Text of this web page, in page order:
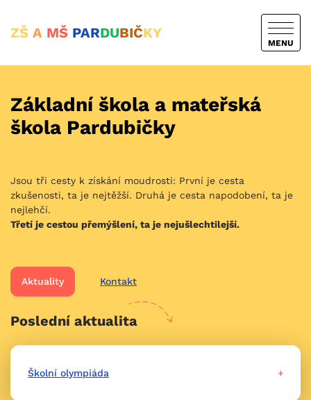
ZŠ A MŠ PARDUBIČKY
MENU
Základní škola a mateřská
škola Pardubičky
Jsou tři cesty k získání moudrosti: První je cesta
zkušenosti, ta je nejtěžší. Druhá je cesta napodobení, ta je
nejlehčí.
Třetí je cestou přemýšlení, ta je nejušlechtilejší.
Aktuality Kontakt
Poslední aktualita
Školní olympiáda